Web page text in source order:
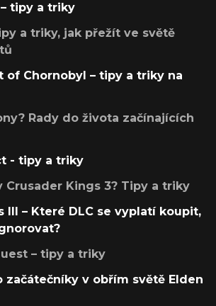
tipy a triky
a triky, jak přežít ve světě
of Chornobyl – tipy a triky na
Rady do života začínajících
- tipy a triky
Crusader Kings 3? Tipy a triky
III – Které DLC se vyplatí koupit,
– tipy a triky
začátečníky v obřím světě Elden